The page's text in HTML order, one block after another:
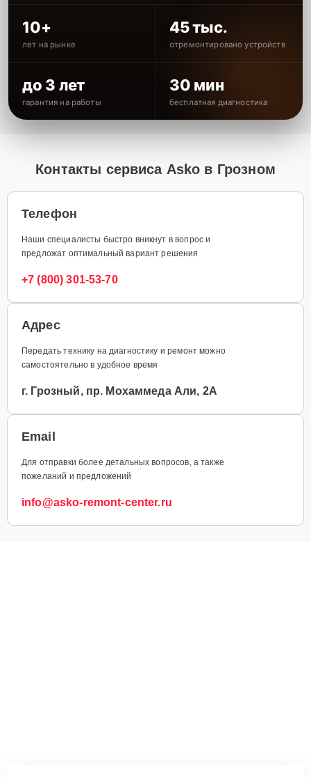
10+
лет на рынке
45 тыс.
отремонтировано устройств
до 3 лет
гарантия на работы
30 мин
бесплатная диагностика
Контакты сервиса Asko в Грозном
Телефон
Наши специалисты быстро вникнут в вопрос и
предложат оптимальный вариант решения
+7 (800) 301-53-70
Адрес
Передать технику на диагностику и ремонт можно
самостоятельно в удобное время
г. Грозный, пр. Мохаммеда Али, 2А
Email
Для отправки более детальных вопросов, а также
пожеланий и предложений
info@asko-remont-center.ru